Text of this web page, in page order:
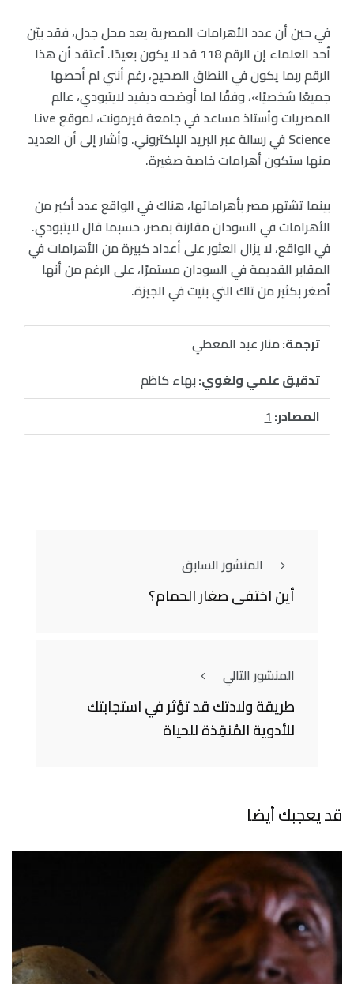
في حين أن عدد الأهرامات المصرية يعد محل جدل، فقد بيّن
أحد العلماء إن الرقم 118 قد لا يكون بعيدًا. أعتقد أن هذا
الرقم ربما يكون في النطاق الصحيح، رغم أنني لم أحصها
جميعًا شخصيًا»، وفقًا لما أوضحه ديفيد لايتبودي، عالم
المصريات وأستاذ مساعد في جامعة فيرمونت، لموقع Live
Science في رسالة عبر البريد الإلكتروني. وأشار إلى أن العديد
منها ستكون أهرامات خاصة صغيرة.
بينما تشتهر مصر بأهراماتها، هناك في الواقع عدد أكبر من
الأهرامات في السودان مقارنة بمصر، حسبما قال لايتبودي.
في الواقع، لا يزال العثور على أعداد كبيرة من الأهرامات في
المقابر القديمة في السودان مستمرًا، على الرغم من أنها
أصغر بكثير من تلك التي بنيت في الجيزة.
ترجمة:منار عبد المعطي
تدقيق علمي ولغوي:بهاء كاظم
المصادر:1
المنشور السابق
أين اختفى صغار الحمام؟
المنشور التالي
طريقة ولادتك قد تؤثر في استجابتك
للأدوية المُنقِذة للحياة
قد يعجبك أيضا